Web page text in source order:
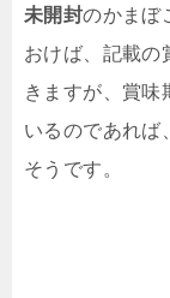
未開封のかまぼ
おけば、記載の
きますが、賞味
いるのであれば
そうです。